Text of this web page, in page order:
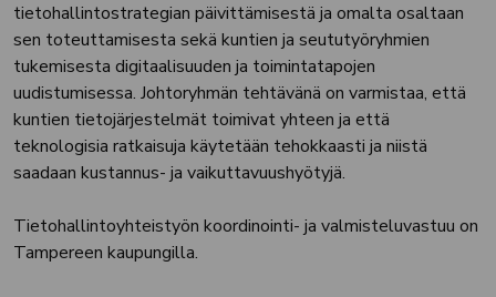
tietohallintostrategian päivittämisestä ja omalta osaltaan
sen toteuttamisesta sekä kuntien ja seututyöryhmien
tukemisesta digitaalisuuden ja toimintatapojen
uudistumisessa. Johtoryhmän tehtävänä on varmistaa, että
kuntien tietojärjestelmät toimivat yhteen ja että
teknologisia ratkaisuja käytetään tehokkaasti ja niistä
saadaan kustannus- ja vaikuttavuushyötyjä.
Tietohallintoyhteistyön koordinointi- ja valmisteluvastuu on
Tampereen kaupungilla.